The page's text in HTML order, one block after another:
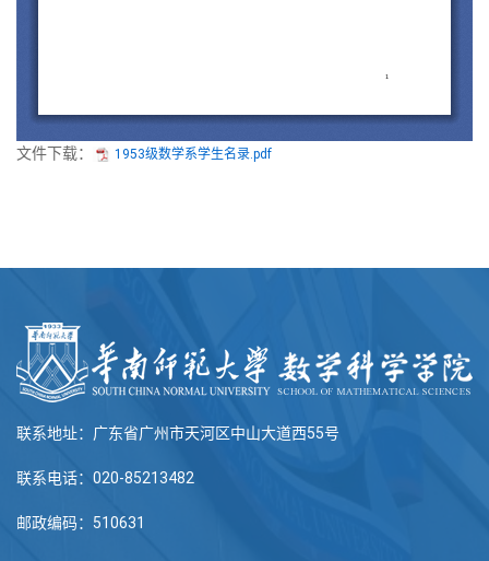
文件下载： 1953级数学系学生名录.pdf
联系地址：广东省广州市天河区中山大道西55号
联系电话：020-85213482
邮政编码：510631